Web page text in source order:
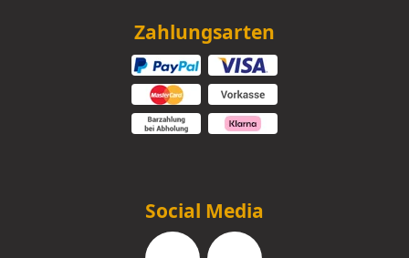
Zahlungsarten
Social Media